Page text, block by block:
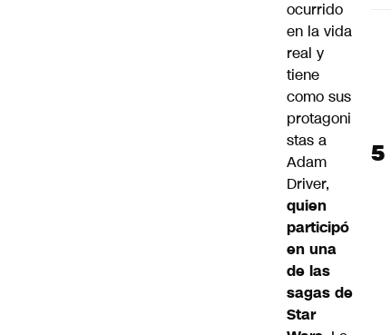
ocurrido
en la vida
real y
tiene
como sus
protagoni
stas a
Adam
Driver,
quien
participó
en una
de las
sagas de
Star